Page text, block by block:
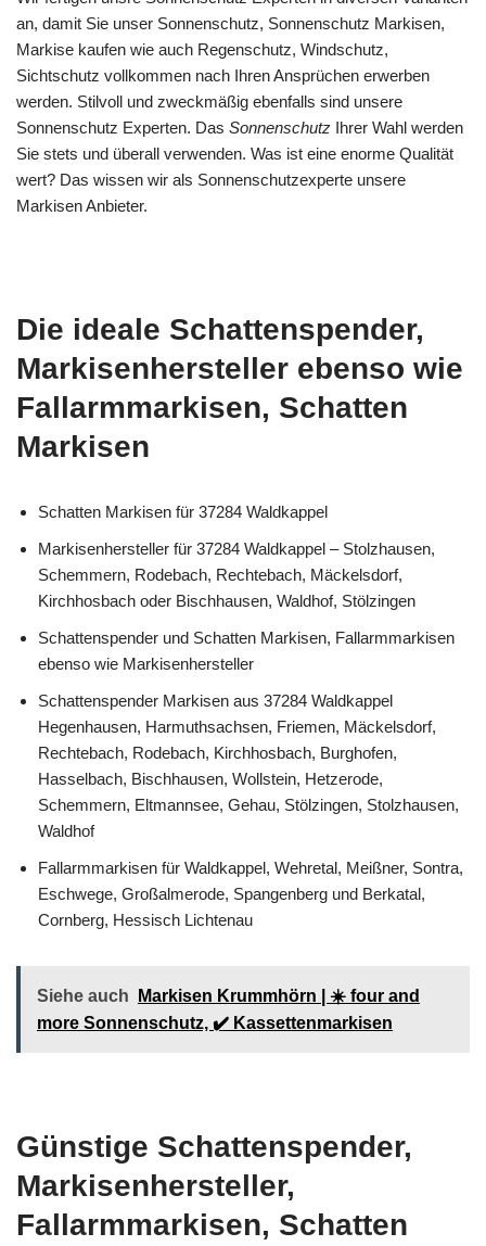
an, damit Sie unser Sonnenschutz, Sonnenschutz Markisen,
Markise kaufen wie auch Regenschutz, Windschutz,
Sichtschutz vollkommen nach Ihren Ansprüchen erwerben
werden. Stilvoll und zweckmäßig ebenfalls sind unsere
Sonnenschutz Experten. Das Sonnenschutz Ihrer Wahl werden
Sie stets und überall verwenden. Was ist eine enorme Qualität
wert? Das wissen wir als Sonnenschutzexperte unsere
Markisen Anbieter.
Die ideale Schattenspender,
Markisenhersteller ebenso wie
Fallarmmarkisen, Schatten
Markisen
Schatten Markisen für 37284 Waldkappel
Markisenhersteller für 37284 Waldkappel – Stolzhausen,
Schemmern, Rodebach, Rechtebach, Mäckelsdorf,
Kirchhosbach oder Bischhausen, Waldhof, Stölzingen
Schattenspender und Schatten Markisen, Fallarmmarkisen
ebenso wie Markisenhersteller
Schattenspender Markisen aus 37284 Waldkappel
Hegenhausen, Harmuthsachsen, Friemen, Mäckelsdorf,
Rechtebach, Rodebach, Kirchhosbach, Burghofen,
Hasselbach, Bischhausen, Wollstein, Hetzerode,
Schemmern, Eltmannsee, Gehau, Stölzingen, Stolzhausen,
Waldhof
Fallarmmarkisen für Waldkappel, Wehretal, Meißner, Sontra,
Eschwege, Großalmerode, Spangenberg und Berkatal,
Cornberg, Hessisch Lichtenau
Siehe auch
Markisen Krummhörn | ☀️ four and
more Sonnenschutz, ✔️ Kassettenmarkisen
Günstige Schattenspender,
Markisenhersteller,
Fallarmmarkisen, Schatten